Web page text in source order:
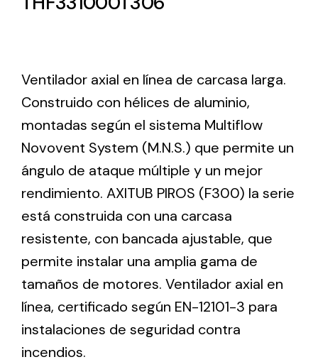
Amplia gama de ventiladores y equipos de
Ventilation
The incorporation of Novovent into the group
meant a greater offer of ventilation products for
different uses
Iluminación Solar
Variedad de soluciones solares para todo tipo
de necesidades.
Ventilador axial en línea de carcasa larga.
Construido con hélices de aluminio,
montadas según el sistema Multiflow
Novovent System (M.N.S.) que permite un
ángulo de ataque múltiple y un mejor
rendimiento. AXITUB PIROS (F300) la serie
está construida con una carcasa
resistente, con bancada ajustable, que
permite instalar una amplia gama de
tamaños de motores. Ventilador axial en
línea, certificado según EN-12101-3 para
instalaciones de seguridad contra
incendios.